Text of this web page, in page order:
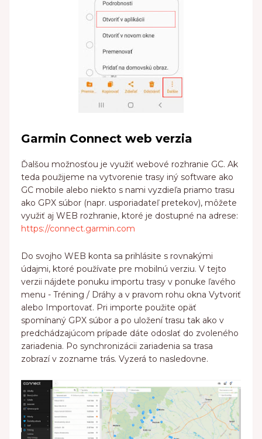
Garmin Connect web verzia
Ďalšou možnosťou je využiť webové rozhranie GC. Ak
teda použijeme na vytvorenie trasy iný software ako
GC mobile alebo niekto s nami vyzdieľa priamo trasu
ako GPX súbor (napr. usporiadateľ pretekov), môžete
využiť aj WEB rozhranie, ktoré je dostupné na adrese:
https://connect.garmin.com
Do svojho WEB konta sa prihlásite s rovnakými
údajmi, ktoré používate pre mobilnú verziu. V tejto
verzii nájdete ponuku importu trasy v ponuke ľavého
menu - Tréning / Dráhy a v pravom rohu okna Vytvoriť
alebo Importovať. Pri importe použite opäť
spomínaný GPX súbor a po uložení trasu tak ako v
predchádzajúcom prípade dáte odoslať do zvoleného
zariadenia. Po synchronizácii zariadenia sa trasa
zobrazí v zozname trás. Vyzerá to nasledovne.